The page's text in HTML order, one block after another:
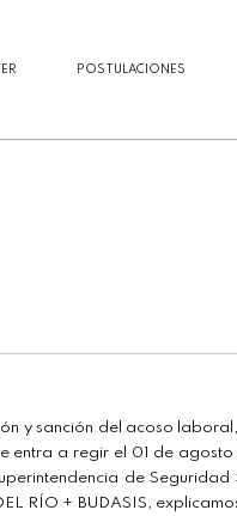
POSTULACIONES
y sanción del acoso
entra a regir el 01 de
de Seguridad
RÍO + BUDASIS,